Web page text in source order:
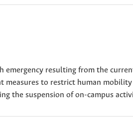
emergency resulting from the
measures to restrict human
the suspension of on-campus